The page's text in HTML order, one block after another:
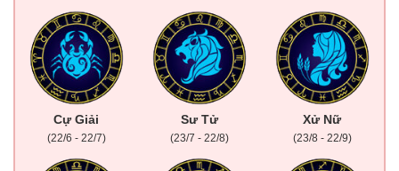
Cự Giải
(22/6 - 22/7)
Sư Tử
(23/7 - 22/8)
Xử Nữ
(23/8 - 22/9)